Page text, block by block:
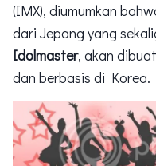
(IMX), diumumkan
dari Jepang yang
Idolmaster, akan
dan berbasis di Korea.